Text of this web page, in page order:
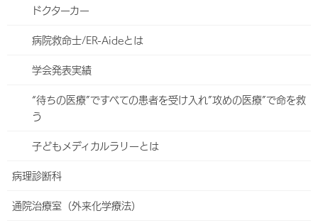
地域医療支援病院について
療・治療を優先します。
時休診になる場合があります。
前
後
嘉川 春生
ドクターカー
病院救命士/ER-Aideとは
学会発表実績
“待ちの医療”ですべての患者を受け入れ”攻めの医療”で命を救
う
子どもメディカルラリーとは
病理診断科
通院治療室（外来化学療法）